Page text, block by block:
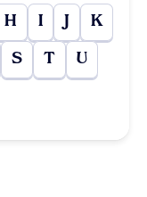
H I J K
S T U